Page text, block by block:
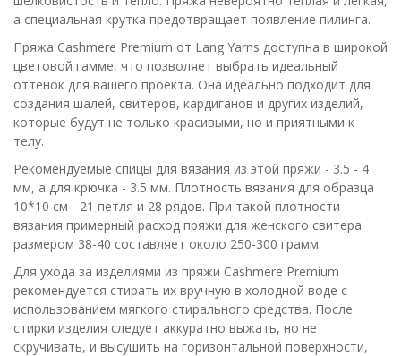
а специальная крутка предотвращает появление пилинга.
Пряжа Cashmere Premium от Lang Yarns доступна в широкой
цветовой гамме, что позволяет выбрать идеальный
оттенок для вашего проекта. Она идеально подходит для
создания шалей, свитеров, кардиганов и других изделий,
которые будут не только красивыми, но и приятными к
телу.
Рекомендуемые спицы для вязания из этой пряжи - 3.5 - 4
мм, а для крючка - 3.5 мм. Плотность вязания для образца
10*10 см - 21 петля и 28 рядов. При такой плотности
вязания примерный расход пряжи для женского свитера
размером 38-40 составляет около 250-300 грамм.
Для ухода за изделиями из пряжи Cashmere Premium
рекомендуется стирать их вручную в холодной воде с
использованием мягкого стирального средства. После
стирки изделия следует аккуратно выжать, но не
скручивать, и высушить на горизонтальной поверхности,